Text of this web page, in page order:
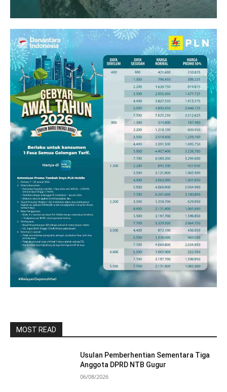
MOST READ
Usulan Pemberhentian Sementara Tiga
Anggota DPRD NTB Gugur
06/08/2026